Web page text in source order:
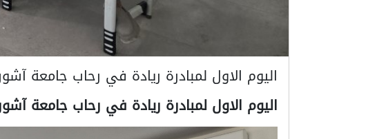
اليوم الاول لمبادرة ريادة في رحاب جامعة
اليوم الاول لمبادرة ريادة في رحاب جامعة آشور بحضور ٢٠ متدرب من مختلف جامعات